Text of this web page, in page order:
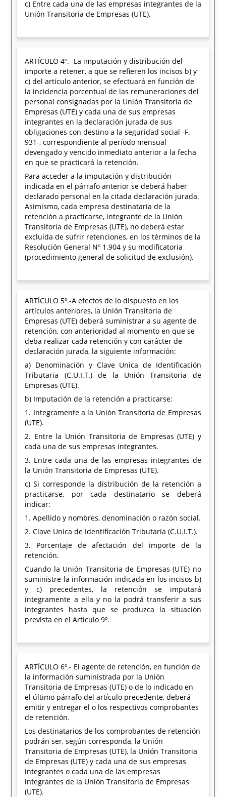
c) Entre cada una de las empresas integrantes de la
Unión Transitoria de Empresas (UTE).
ARTÍCULO 4º.- La imputación y distribución del
importe a retener, a que se refieren los incisos b) y
c) del artículo anterior, se efectuará en función de
la incidencia porcentual de las remuneraciones del
personal consignadas por la Unión Transitoria de
Empresas (UTE) y cada una de sus empresas
integrantes en la declaración jurada de sus
obligaciones con destino a la seguridad social -F.
931-, correspondiente al período mensual
devengado y vencido inmediato anterior a la fecha
en que se practicará la retención.
Para acceder a la imputación y distribución
indicada en el párrafo anterior se deberá haber
declarado personal en la citada declaración jurada.
Asimismo, cada empresa destinataria de la
retención a practicarse, integrante de la Unión
Transitoria de Empresas (UTE), no deberá estar
excluida de sufrir retenciones, en los términos de la
Resolución General Nº 1.904 y su modificatoria
(procedimiento general de solicitud de exclusión).
ARTÍCULO 5º.-A efectos de lo dispuesto en los
artículos anteriores, la Unión Transitoria de
Empresas (UTE) deberá suministrar a su agente de
retención, con anterioridad al momento en que se
deba realizar cada retención y con carácter de
declaración jurada, la siguiente información:
a) Denominación y Clave Unica de Identificación
Tributaria (C.U.I.T.) de la Unión Transitoria de
Empresas (UTE).
b) Imputación de la retención a practicarse:
1. Integramente a la Unión Transitoria de Empresas
(UTE).
2. Entre la Unión Transitoria de Empresas (UTE) y
cada una de sus empresas integrantes.
3. Entre cada una de las empresas integrantes de
la Unión Transitoria de Empresas (UTE).
c) Si corresponde la distribución de la retención a
practicarse, por cada destinatario se deberá
indicar:
1. Apellido y nombres, denominación o razón social.
2. Clave Unica de Identificación Tributaria (C.U.I.T.).
3. Porcentaje de afectación del importe de la
retención.
Cuando la Unión Transitoria de Empresas (UTE) no
suministre la información indicada en los incisos b)
y c) precedentes, la retención se imputará
íntegramente a ella y no la podrá transferir a sus
integrantes hasta que se produzca la situación
prevista en el Artículo 9º.
ARTÍCULO 6º.- El agente de retención, en función de
la información suministrada por la Unión
Transitoria de Empresas (UTE) o de lo indicado en
el último párrafo del artículo precedente, deberá
emitir y entregar el o los respectivos comprobantes
de retención.
Los destinatarios de los comprobantes de retención
podrán ser, según corresponda, la Unión
Transitoria de Empresas (UTE), la Unión Transitoria
de Empresas (UTE) y cada una de sus empresas
integrantes o cada una de las empresas
integrantes de la Unión Transitoria de Empresas
(UTE).